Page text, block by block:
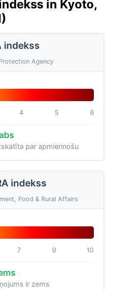
in Kyoto,
indekss
Agency
4 5 6
par apmierinošu
indekss
Food & Rural Affairs
7 9 10
ir zems